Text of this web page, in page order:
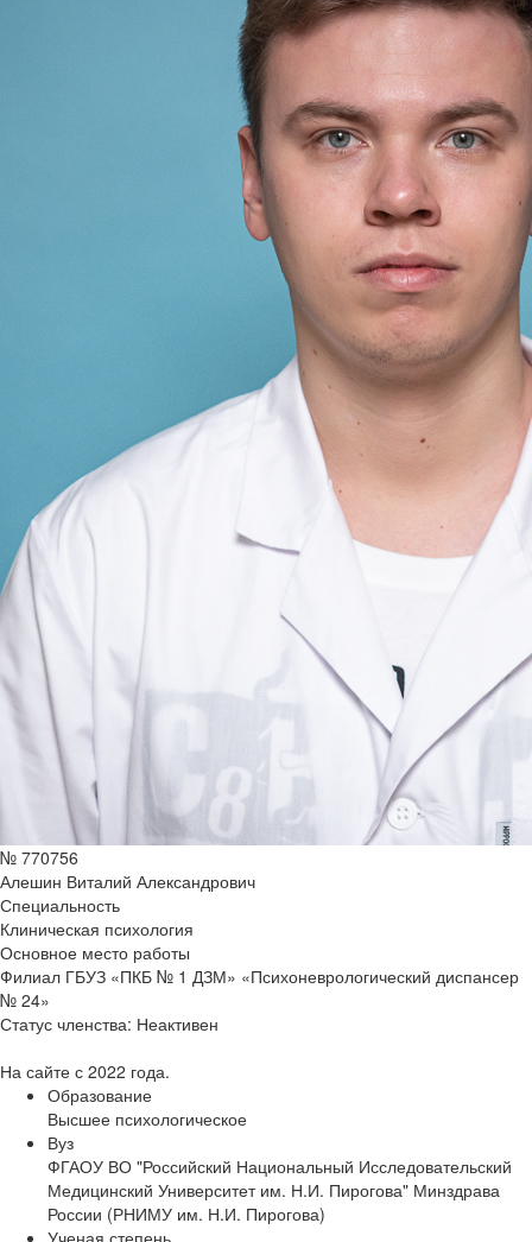
№ 770756
Алешин Виталий Александрович
Специальность
Клиническая психология
Основное место работы
Филиал ГБУЗ «ПКБ № 1 ДЗМ» «Психоневрологический диспансер
№ 24»
Статус членства: Неактивен
На сайте с 2022 года.
Образование
Высшее психологическое
Вуз
ФГАОУ ВО "Российский Национальный Исследовательский
Медицинский Университет им. Н.И. Пирогова" Минздрава
России (РНИМУ им. Н.И. Пирогова)